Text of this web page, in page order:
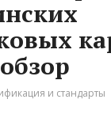
и стандарты